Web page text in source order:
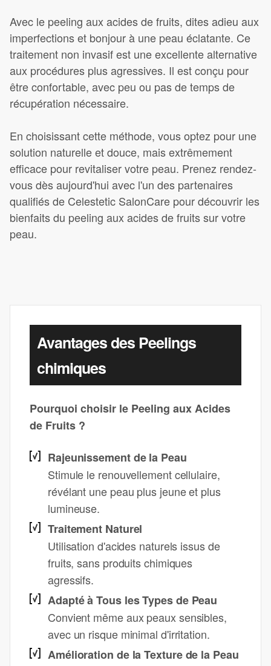
Avec le peeling aux acides de fruits, dites adieu aux
imperfections et bonjour à une peau éclatante. Ce
traitement non invasif est une excellente alternative
aux procédures plus agressives. Il est conçu pour
être confortable, avec peu ou pas de temps de
récupération nécessaire.
En choisissant cette méthode, vous optez pour une
solution naturelle et douce, mais extrêmement
efficace pour revitaliser votre peau. Prenez rendez-
vous dès aujourd'hui avec l'un des partenaires
qualifiés de Celestetic SalonCare pour découvrir les
bienfaits du peeling aux acides de fruits sur votre
peau.
Avantages des Peelings
chimiques
Pourquoi choisir le Peeling aux Acides
de Fruits ?
Rajeunissement de la Peau
Stimule le renouvellement cellulaire,
révélant une peau plus jeune et plus
lumineuse.
Traitement Naturel
Utilisation d'acides naturels issus de
fruits, sans produits chimiques
agressifs.
Adapté à Tous les Types de Peau
Convient même aux peaux sensibles,
avec un risque minimal d'irritation.
Amélioration de la Texture de la Peau